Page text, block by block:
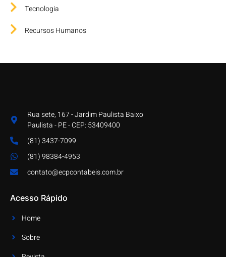
Tecnologia
Recursos Humanos
Rua sete, 167 - Jardim Paulista Baixo
Paulista - PE - CEP: 53409400
(81) 3437-7099
(81) 98384-4953
contato@ecpcontabeis.com.br
Acesso Rápido
Home
Sobre